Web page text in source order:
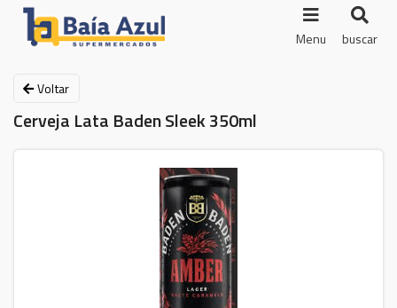
Menu buscar
Voltar
Cerveja Lata Baden Sleek 350ml